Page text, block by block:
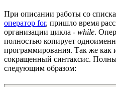
При описании работы со
оператор for, пришло время
организации цикла - while.
полностью копирует
программирования. Так же как
сокращенный синтаксис.
следующим образом: